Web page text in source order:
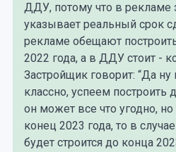
ДДУ, потому что в рекламе
указывает реальный срок
рекламе обещают
2022 года, а в ДДУ стоит -
Застройщик говорит: “Да ну
классно, успеем построить
он может все что угодно,
конец 2023 года, то в
будет строится до конца